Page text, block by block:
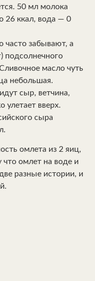
50 мл молока
26 ккал, вода — 0
часто забывают, а
подсолнечного
масло чуть
небольшая.
сыр, ветчина,
улетает вверх.
сыра
омлета из 2 яиц,
что омлет на воде и
разные истории, и